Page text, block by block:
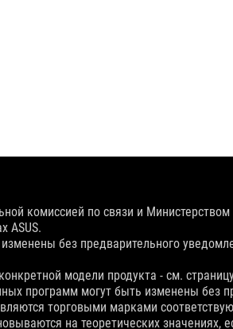
комиссией по связи и
ASUS.
без предварительного
модели продукта - см.
программ могут быть изменены без
торговыми марками
на теоретических